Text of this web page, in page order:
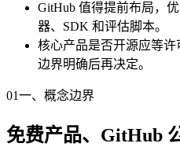
GitHub 值得提前布局，
器、SDK 和评估脚本。
核心产品是否开源应等
边界明确后再决定。
01一、概念边界
免费产品、GitHub